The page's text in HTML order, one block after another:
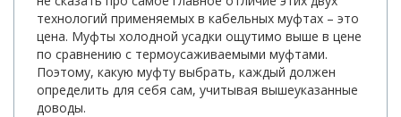
технологий применяемых в кабельных муфтах – это
цена. Муфты холодной усадки ощутимо выше в цене
по сравнению с термоусаживаемыми муфтами.
Поэтому, какую муфту выбрать, каждый должен
определить для себя сам, учитывая вышеуказанные
доводы.